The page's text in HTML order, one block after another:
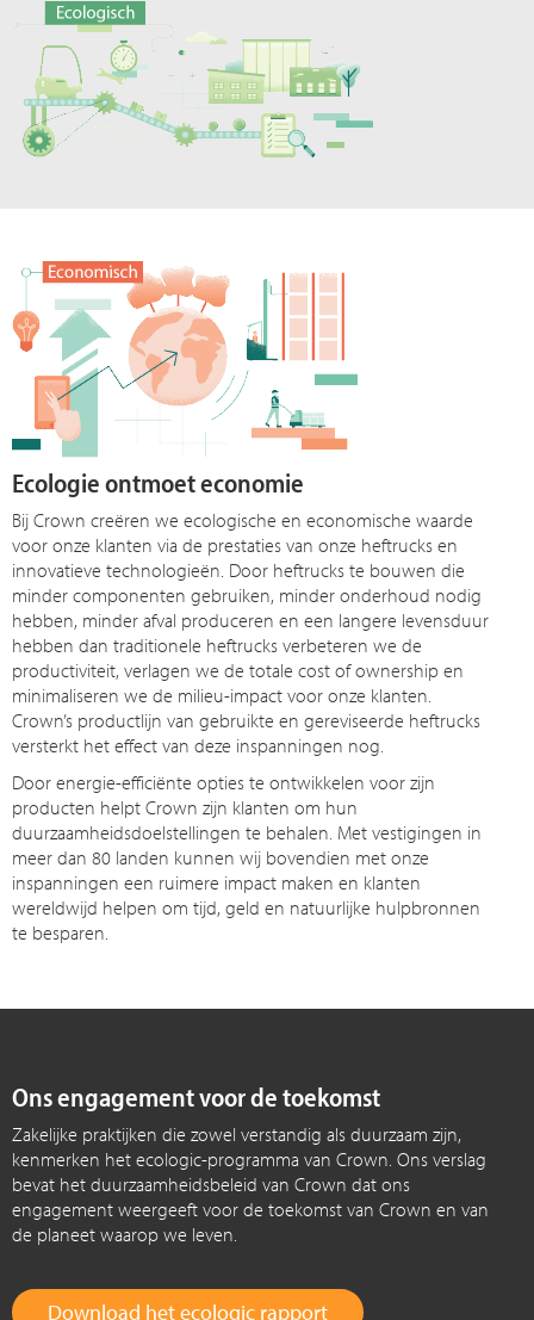
Ecologie ontmoet economie
Bij Crown creëren we ecologische en economische waarde
voor onze klanten via de prestaties van onze heftrucks en
innovatieve technologieën. Door heftrucks te bouwen die
minder componenten gebruiken, minder onderhoud nodig
hebben, minder afval produceren en een langere levensduur
hebben dan traditionele heftrucks verbeteren we de
productiviteit, verlagen we de totale cost of ownership en
minimaliseren we de milieu-impact voor onze klanten.
Crown’s productlijn van gebruikte en gereviseerde heftrucks
versterkt het effect van deze inspanningen nog.
Door energie-efficiënte opties te ontwikkelen voor zijn
producten helpt Crown zijn klanten om hun
duurzaamheidsdoelstellingen te behalen. Met vestigingen in
meer dan 80 landen kunnen wij bovendien met onze
inspanningen een ruimere impact maken en klanten
wereldwijd helpen om tijd, geld en natuurlijke hulpbronnen
te besparen.
Ons engagement voor de toekomst
Zakelijke praktijken die zowel verstandig als duurzaam zijn,
kenmerken het ecologic-programma van Crown. Ons verslag
bevat het duurzaamheidsbeleid van Crown dat ons
engagement weergeeft voor de toekomst van Crown en van
de planeet waarop we leven.
Download het ecologic rapport